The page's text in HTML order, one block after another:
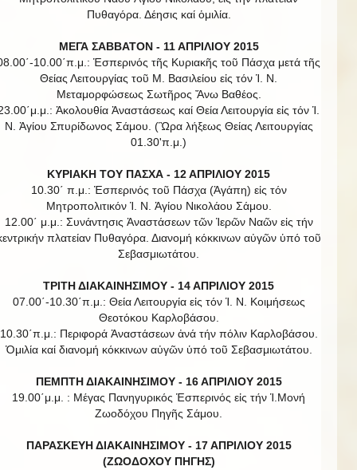
Πυθαγόρα. Δέησις καί ὁμιλία.
ΜΕΓΑ ΣΑΒΒΑΤΟΝ - 11 ΑΠΡΙΛΙΟΥ 2015
10.00΄π.μ.: Ἑσπερινός τῆς Κυριακῆς τοῦ Πάσχα μετά τῆς
Θείας Λειτουργίας τοῦ Μ. Βασιλείου εἰς τόν Ἱ. Ν.
Μεταμορφώσεως Σωτῆρος Ἄνω Βαθέος.
Ἀκολουθία Ἀναστάσεως καί Θεία Λειτουργία εἰς τόν Ἱ.
Ν. Ἁγίου Σπυρίδωνος Σάμου. (Ὣρα λήξεως Θείας Λειτουργίας
01.30'π.μ.)
ΚΥΡΙΑΚΗ ΤΟΥ ΠΑΣΧΑ - 12 ΑΠΡΙΛΙΟΥ 2015
10.30΄ π.μ.: Ἑσπερινός τοῦ Πάσχα (Ἀγάπη) εἰς τόν
Μητροπολιτικόν Ἱ. Ν. Ἁγίου Νικολάου Σάμου.
12.00΄ μ.μ.: Συνάντησις Ἀναστάσεων τῶν Ἱερῶν Ναῶν εἰς τήν
πλατείαν Πυθαγόρα. Διανομή κόκκινων αὐγῶν ὑπό τοῦ
Σεβασμιωτάτου.
ΤΡΙΤΗ ΔΙΑΚΑΙΝΗΣΙΜΟΥ - 14 ΑΠΡΙΛΙΟΥ 2015
07.00΄-10.30΄π.μ.: Θεία Λειτουργία εἰς τόν Ἱ. Ν. Κοιμήσεως
Θεοτόκου Καρλοβάσου.
10.30΄π.μ.: Περιφορά Ἀναστάσεων ἀνά τήν πόλιν Καρλοβάσου.
Ὁμιλία καί διανομή κόκκινων αὐγῶν ὑπό τοῦ Σεβασμιωτάτου.
ΠΕΜΠΤΗ ΔΙΑΚΑΙΝΗΣΙΜΟΥ - 16 ΑΠΡΙΛΙΟΥ 2015
19.00΄μ.μ. : Μέγας Πανηγυρικός Ἑσπερινός εἰς τήν Ἱ.Μονή
Ζωοδόχου Πηγῆς Σάμου.
ΠΑΡΑΣΚΕΥΗ ΔΙΑΚΑΙΝΗΣΙΜΟΥ - 17 ΑΠΡΙΛΙΟΥ 2015
(ΖΩΟΔΟΧΟΥ ΠΗΓΗΣ)